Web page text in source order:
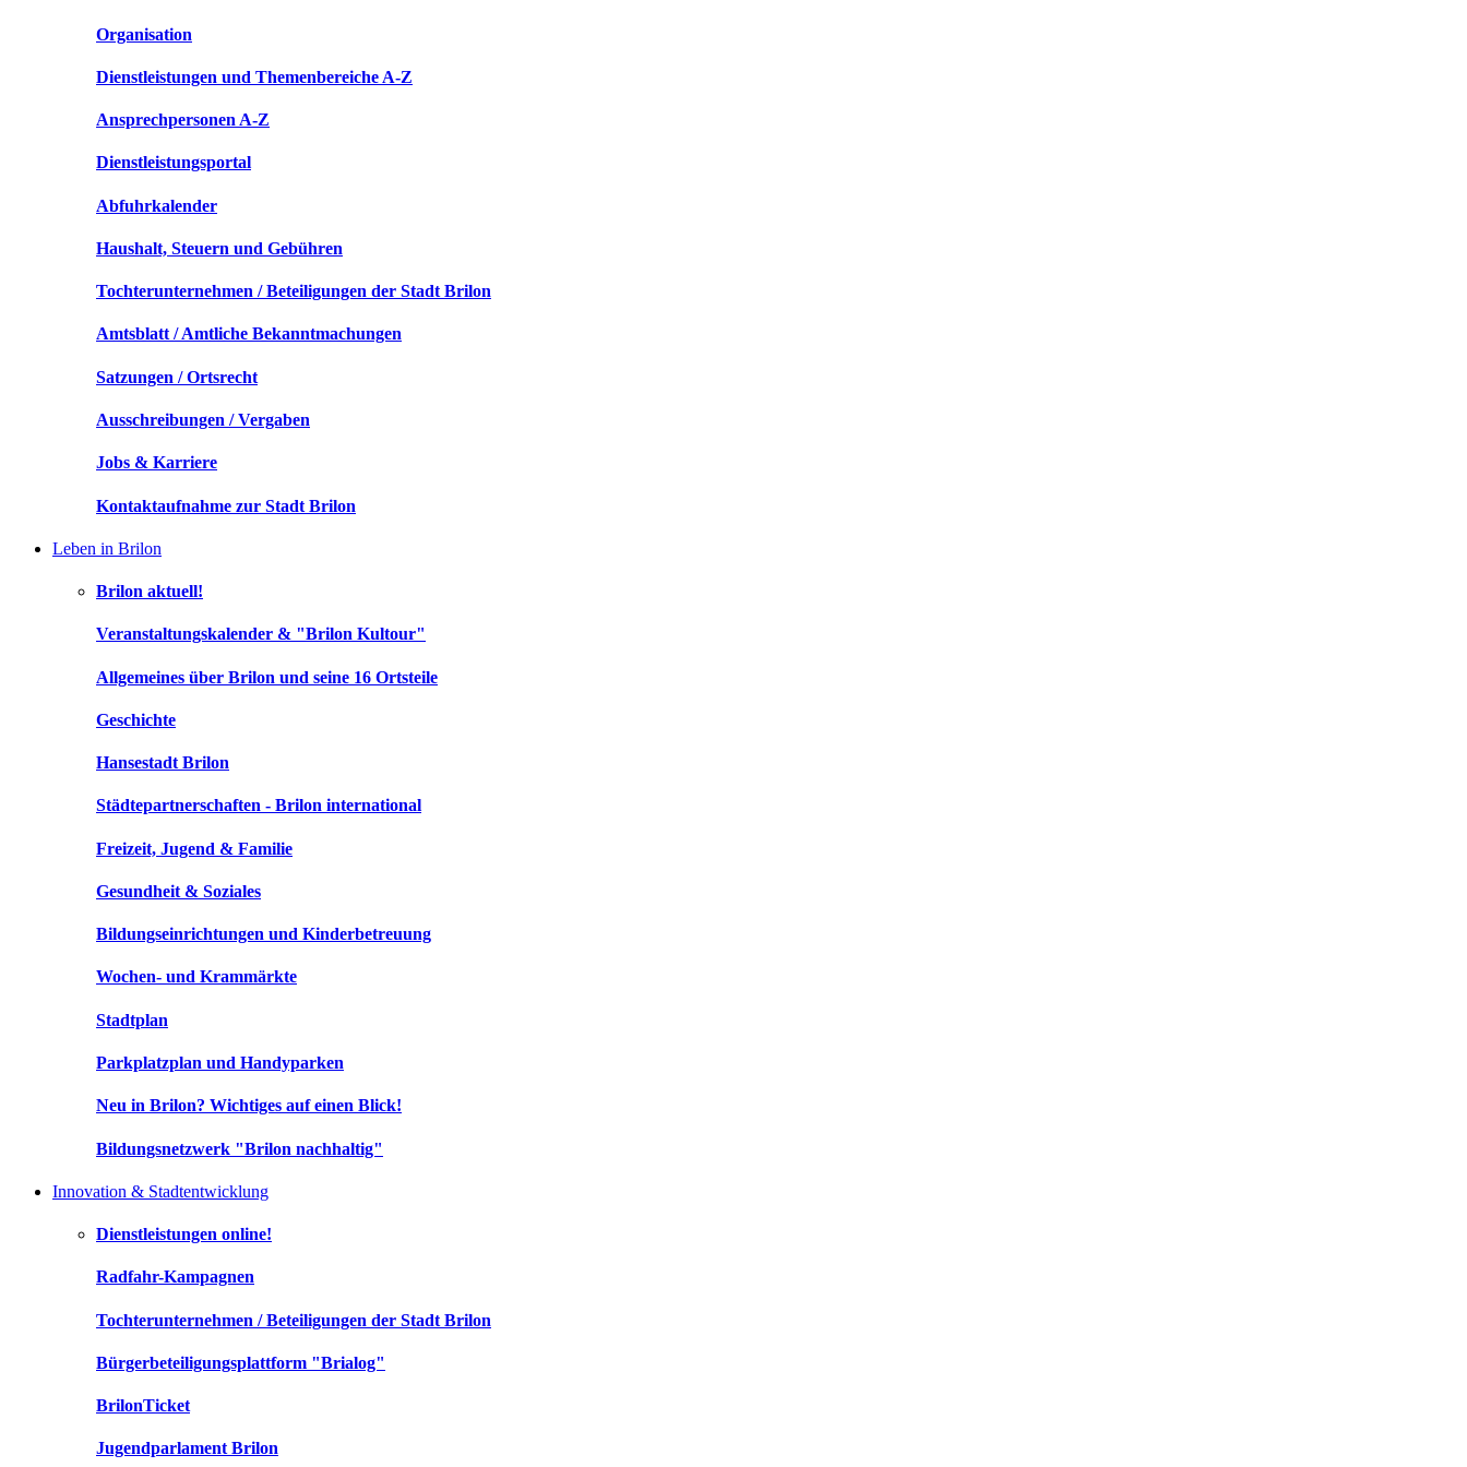
Organisation
Dienstleistungen und Themenbereiche A-Z
Ansprechpersonen A-Z
Dienstleistungsportal
Abfuhrkalender
Haushalt, Steuern und Gebühren
Tochterunternehmen / Beteiligungen der Stadt Brilon
Amtsblatt / Amtliche Bekanntmachungen
Satzungen / Ortsrecht
Ausschreibungen / Vergaben
Jobs & Karriere
Kontaktaufnahme zur Stadt Brilon
Leben in Brilon
Brilon aktuell!
Veranstaltungskalender & "Brilon Kultour"
Allgemeines über Brilon und seine 16 Ortsteile
Geschichte
Hansestadt Brilon
Städtepartnerschaften - Brilon international
Freizeit, Jugend & Familie
Gesundheit & Soziales
Bildungseinrichtungen und Kinderbetreuung
Wochen- und Krammärkte
Stadtplan
Parkplatzplan und Handyparken
Neu in Brilon? Wichtiges auf einen Blick!
Bildungsnetzwerk "Brilon nachhaltig"
Innovation & Stadtentwicklung
Dienstleistungen online!
Radfahr-Kampagnen
Tochterunternehmen / Beteiligungen der Stadt Brilon
Bürgerbeteiligungsplattform "Brialog"
BrilonTicket
Jugendparlament Brilon